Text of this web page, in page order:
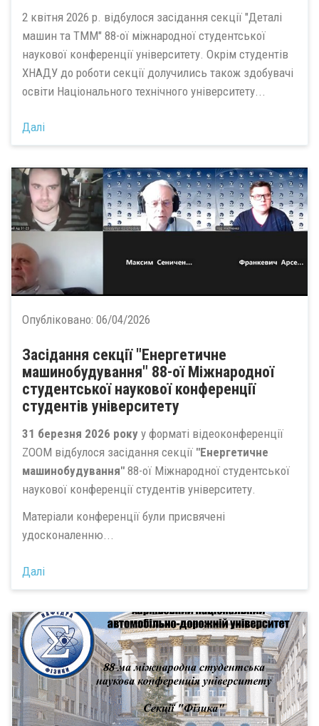
2 квітня 2026 р. відбулося засідання секції "Деталі
машин та ТММ" 88-ої міжнародної студентської
наукової конференції університету. Окрім студентів
ХНАДУ до роботи секції долучились також здобувачі
освіти Національного технічного університету...
Далі
Опубліковано: 06/04/2026
Засідання секції "Енергетичне
машинобудування" 88-ої Міжнародної
студентської наукової конференції
студентів університету
31 березня 2026 року у форматі відеоконференції
ZOOM відбулося засідання секції "Енергетичне
машинобудування" 88-ої Міжнародної студентської
наукової конференції студентів університету.
Матеріали конференції були присвячені
удосконаленню...
Далі